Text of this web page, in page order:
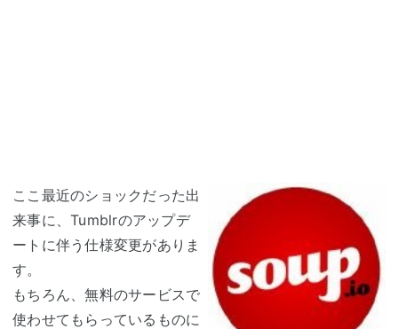
ここ最近のショックだった出
来事に、Tumblrのアップデ
ートに伴う仕様変更がありま
す。
もちろん、無料のサービスで
使わせてもらっているものに